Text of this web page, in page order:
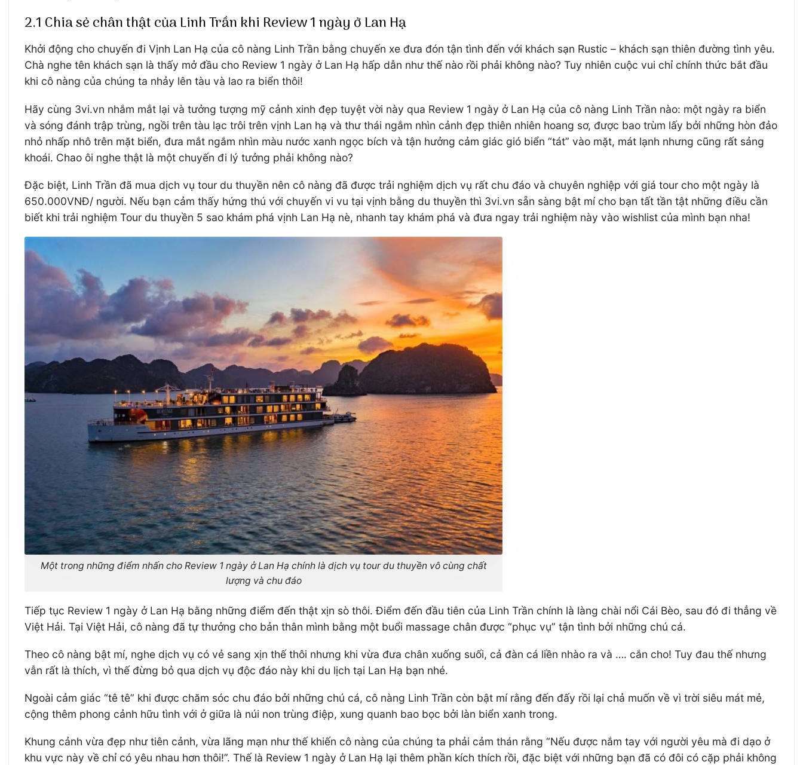
2.1 Chia sẻ chân thật của Linh Trần khi Review 1 ngày ở Lan Hạ
Khởi động cho chuyến đi Vịnh Lan Hạ của cô nàng Linh Trần bằng chuyến xe đưa đón tận tình đến với khách sạn Rustic – khách sạn thiên đường tình yêu.
Chà nghe tên khách sạn là thấy mở đầu cho Review 1 ngày ở Lan Hạ hấp dẫn như thế nào rồi phải không nào? Tuy nhiên cuộc vui chỉ chính thức bắt đầu
khi cô nàng của chúng ta nhảy lên tàu và lao ra biển thôi!
Hãy cùng 3vi.vn nhắm mắt lại và tưởng tượng mỹ cảnh xinh đẹp tuyệt vời này qua Review 1 ngày ở Lan Hạ của cô nàng Linh Trần nào: một ngày ra biển
và sóng đánh trập trùng, ngồi trên tàu lạc trôi trên vịnh Lan hạ và thư thái ngắm nhìn cảnh đẹp thiên nhiên hoang sơ, được bao trùm lấy bởi những hòn đảo
nhỏ nhấp nhô trên mặt biển, đưa mắt ngắm nhìn màu nước xanh ngọc bích và tận hưởng cảm giác gió biển “tát” vào mặt, mát lạnh nhưng cũng rất sảng
khoái. Chao ôi nghe thật là một chuyến đi lý tưởng phải không nào?
Đặc biệt, Linh Trần đã mua dịch vụ tour du thuyền nên cô nàng đã được trải nghiệm dịch vụ rất chu đáo và chuyên nghiệp với giá tour cho một ngày là
650.000VNĐ/ người. Nếu bạn cảm thấy hứng thú với chuyến vi vu tại vịnh bằng du thuyền thì 3vi.vn sẵn sàng bật mí cho bạn tất tần tật những điều cần
biết khi trải nghiệm Tour du thuyền 5 sao khám phá vịnh Lan Hạ nè, nhanh tay khám phá và đưa ngay trải nghiệm này vào wishlist của mình bạn nha!
Một trong những điểm nhấn cho Review 1 ngày ở Lan Hạ chính là dịch vụ tour du thuyền vô cùng chất
lượng và chu đáo
Tiếp tục Review 1 ngày ở Lan Hạ bằng những điểm đến thật xịn sò thôi. Điểm đến đầu tiên của Linh Trần chính là làng chài nổi Cái Bèo, sau đó đi thẳng về
Việt Hải. Tại Việt Hải, cô nàng đã tự thưởng cho bản thân mình bằng một buổi massage chân được “phục vụ” tận tình bởi những chú cá.
Theo cô nàng bật mí, nghe dịch vụ có vẻ sang xịn thế thôi nhưng khi vừa đưa chân xuống suối, cả đàn cá liền nhào ra và …. cắn cho! Tuy đau thế nhưng
vẫn rất là thích, vì thế đừng bỏ qua dịch vụ độc đáo này khi du lịch tại Lan Hạ bạn nhé.
Ngoài cảm giác “tê tê” khi được chăm sóc chu đáo bởi những chú cá, cô nàng Linh Trần còn bật mí rằng đến đấy rồi lại chả muốn về vì trời siêu mát mẻ,
cộng thêm phong cảnh hữu tình với ở giữa là núi non trùng điệp, xung quanh bao bọc bởi làn biển xanh trong.
Khung cảnh vừa đẹp như tiên cảnh, vừa lãng mạn như thế khiến cô nàng của chúng ta phải cảm thán rằng “Nếu được nắm tay với người yêu mà đi dạo ở
khu vực này về chỉ có yêu nhau hơn thôi!”. Thế là Review 1 ngày ở Lan Hạ lại thêm phần kích thích rồi, đặc biệt với những bạn đã có đôi có cặp phải không